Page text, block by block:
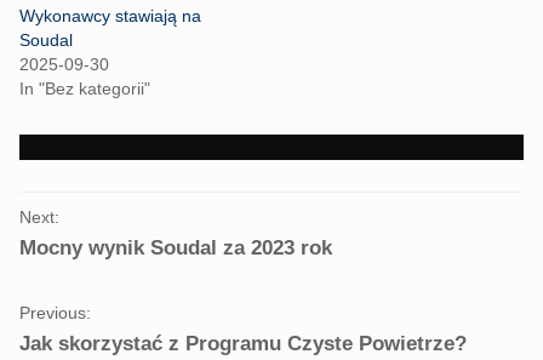
t
t
e
r
(
O
n
s
w
o
)
e
b
(
e
n
w
w
Wykonawcy stawiają na
Soudal
2025-09-30
In "Bez kategorii"
PORTFOLIO
NAVIGATION
Previous:
Jak skorzystać z Programu Czyste Powietrze?
Next:
Mocny wynik Soudal za 2023 rok